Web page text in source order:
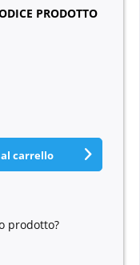
PRODOTTO
carrello
prodotto?